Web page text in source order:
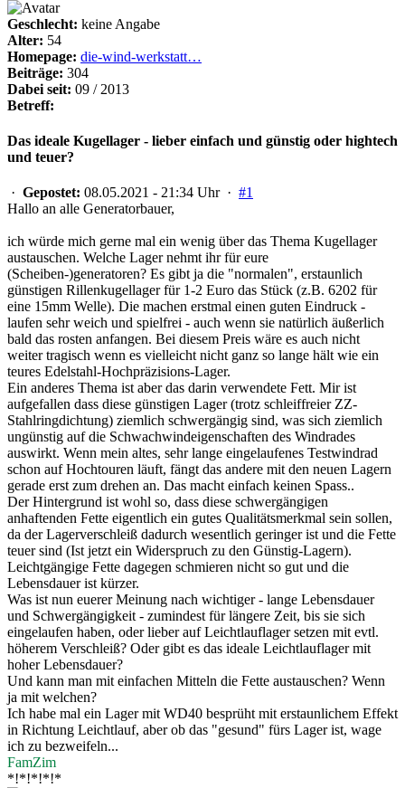
Geschlecht: keine Angabe
Alter: 54
Homepage: die-wind-werkstatt…
Beiträge: 304
Dabei seit: 09 / 2013
Betreff:
Das ideale Kugellager - lieber einfach und günstig oder hightech
und teuer?
· Gepostet: 08.05.2021 - 21:34 Uhr · #1
Hallo an alle Generatorbauer,
ich würde mich gerne mal ein wenig über das Thema Kugellager
austauschen. Welche Lager nehmt ihr für eure
(Scheiben-)generatoren? Es gibt ja die "normalen", erstaunlich
günstigen Rillenkugellager für 1-2 Euro das Stück (z.B. 6202 für
eine 15mm Welle). Die machen erstmal einen guten Eindruck -
laufen sehr weich und spielfrei - auch wenn sie natürlich äußerlich
bald das rosten anfangen. Bei diesem Preis wäre es auch nicht
weiter tragisch wenn es vielleicht nicht ganz so lange hält wie ein
teures Edelstahl-Hochpräzisions-Lager.
Ein anderes Thema ist aber das darin verwendete Fett. Mir ist
aufgefallen dass diese günstigen Lager (trotz schleiffreier ZZ-
Stahlringdichtung) ziemlich schwergängig sind, was sich ziemlich
ungünstig auf die Schwachwindeigenschaften des Windrades
auswirkt. Wenn mein altes, sehr lange eingelaufenes Testwindrad
schon auf Hochtouren läuft, fängt das andere mit den neuen Lagern
gerade erst zum drehen an. Das macht einfach keinen Spass..
Der Hintergrund ist wohl so, dass diese schwergängigen
anhaftenden Fette eigentlich ein gutes Qualitätsmerkmal sein sollen,
da der Lagerverschleiß dadurch wesentlich geringer ist und die Fette
teuer sind (Ist jetzt ein Widerspruch zu den Günstig-Lagern).
Leichtgängige Fette dagegen schmieren nicht so gut und die
Lebensdauer ist kürzer.
Was ist nun euerer Meinung nach wichtiger - lange Lebensdauer
und Schwergängigkeit - zumindest für längere Zeit, bis sie sich
eingelaufen haben, oder lieber auf Leichtlauflager setzen mit evtl.
höherem Verschleiß? Oder gibt es das ideale Leichtlauflager mit
hoher Lebensdauer?
Und kann man mit einfachen Mitteln die Fette austauschen? Wenn
ja mit welchen?
Ich habe mal ein Lager mit WD40 besprüht mit erstaunlichem Effekt
in Richtung Leichtlauf, aber ob das "gesund" fürs Lager ist, wage
ich zu bezweifeln...
FamZim
*!*!*!*!*